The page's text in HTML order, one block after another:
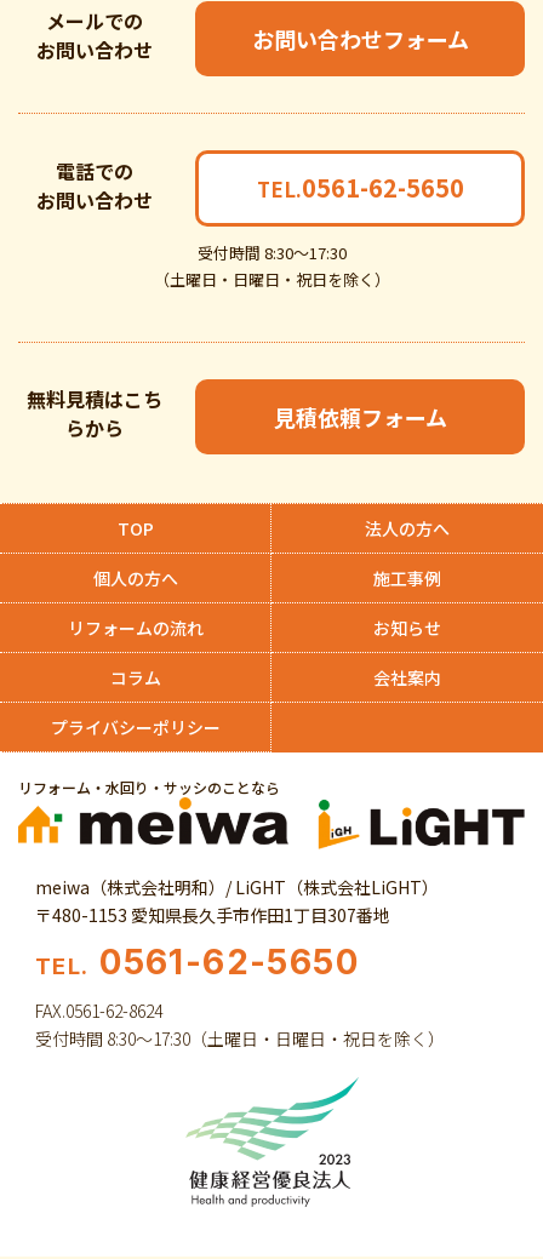
メールでの
お問い合わせ
お問い合わせフォーム
電話での
お問い合わせ
受付時間 8:30～17:30
（土曜日・日曜日・祝日を除く）
TEL.0561-62-5650
無料見積はこち
らから
見積依頼フォーム
リフォーム・水回り・サッシのことなら
meiwa（株式会社明和）/ LiGHT（株式会社LiGHT）
〒480-1153 愛知県長久手市作田1丁目307番地
TEL. 0561-62-5650
FAX.0561-62-8624
受付時間 8:30～17:30（土曜日・日曜日・祝日を除く）
TOP 法人の方へ
個人の方へ 施工事例
リフォームの流れ お知らせ
コラム 会社案内
プライバシーポリシー